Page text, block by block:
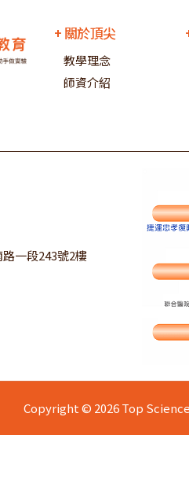
+ 關於頂尖
教學理念
師資介紹
一段243號2樓
Copyright © 2026 Top